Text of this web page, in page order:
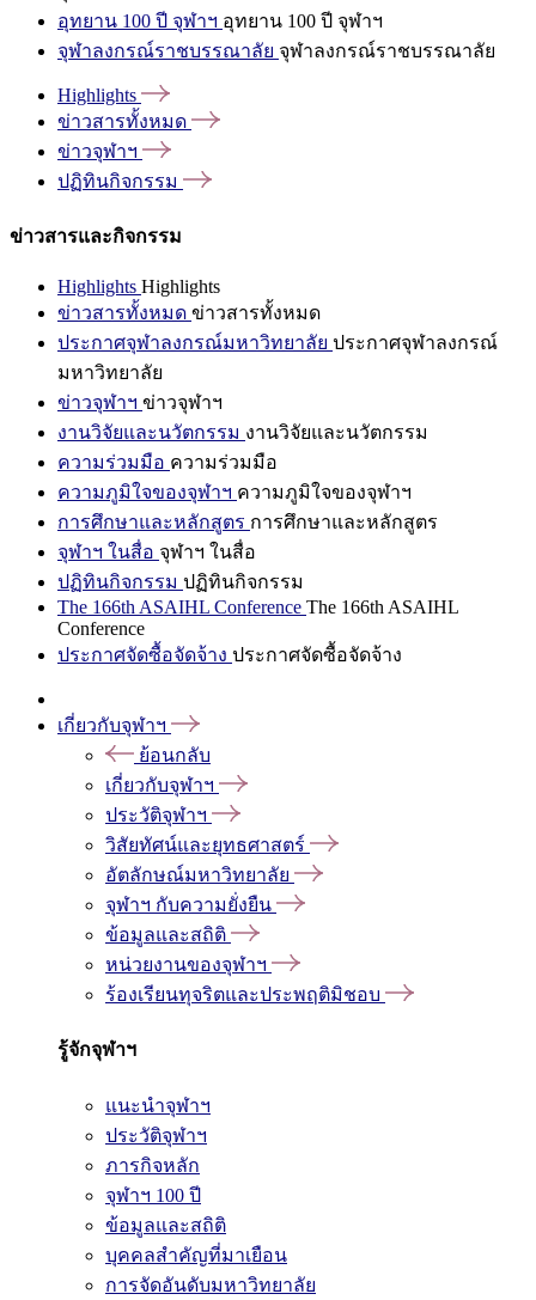
อุทยาน 100 ปี จุฬาฯ อุทยาน 100 ปี จุฬาฯ
จุฬาลงกรณ์ราชบรรณาลัย จุฬาลงกรณ์ราชบรรณาลัย
Highlights
ข่าวสารทั้งหมด
ข่าวจุฬาฯ
ปฏิทินกิจกรรม
ข่าวสารและกิจกรรม
Highlights Highlights
ข่าวสารทั้งหมด ข่าวสารทั้งหมด
ประกาศจุฬาลงกรณ์มหาวิทยาลัย ประกาศจุฬาลงกรณ์
มหาวิทยาลัย
ข่าวจุฬาฯ ข่าวจุฬาฯ
งานวิจัยและนวัตกรรม งานวิจัยและนวัตกรรม
ความร่วมมือ ความร่วมมือ
ความภูมิใจของจุฬาฯ ความภูมิใจของจุฬาฯ
การศึกษาและหลักสูตร การศึกษาและหลักสูตร
จุฬาฯ ในสื่อ จุฬาฯ ในสื่อ
ปฏิทินกิจกรรม ปฏิทินกิจกรรม
The 166th ASAIHL Conference The 166th ASAIHL
Conference
ประกาศจัดซื้อจัดจ้าง ประกาศจัดซื้อจัดจ้าง
เกี่ยวกับจุฬาฯ
ย้อนกลับ
เกี่ยวกับจุฬาฯ
ประวัติจุฬาฯ
วิสัยทัศน์และยุทธศาสตร์
อัตลักษณ์มหาวิทยาลัย
จุฬาฯ กับความยั่งยืน
ข้อมูลและสถิติ
หน่วยงานของจุฬาฯ
ร้องเรียนทุจริตและประพฤติมิชอบ
รู้จักจุฬาฯ
แนะนำจุฬาฯ
ประวัติจุฬาฯ
ภารกิจหลัก
จุฬาฯ 100 ปี
ข้อมูลและสถิติ
บุคคลสำคัญที่มาเยือน
การจัดอันดับมหาวิทยาลัย